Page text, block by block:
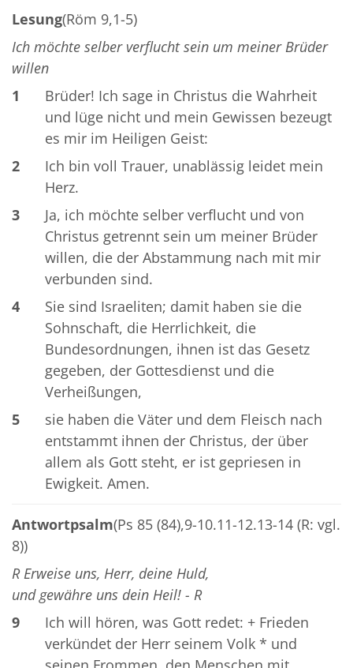
Lesung(Röm 9,1-5)
Ich möchte selber verflucht sein um meiner Brüder
willen
1
Brüder! Ich sage in Christus die Wahrheit
und lüge nicht und mein Gewissen bezeugt
es mir im Heiligen Geist:
2
Ich bin voll Trauer, unablässig leidet mein
Herz.
3
Ja, ich möchte selber verflucht und von
Christus getrennt sein um meiner Brüder
willen, die der Abstammung nach mit mir
verbunden sind.
4
Sie sind Israeliten; damit haben sie die
Sohnschaft, die Herrlichkeit, die
Bundesordnungen, ihnen ist das Gesetz
gegeben, der Gottesdienst und die
Verheißungen,
5
sie haben die Väter und dem Fleisch nach
entstammt ihnen der Christus, der über
allem als Gott steht, er ist gepriesen in
Ewigkeit. Amen.
Antwortpsalm(Ps 85 (84),9-10.11-12.13-14 (R: vgl.
8))
R Erweise uns, Herr, deine Huld,
und gewähre uns dein Heil! - R
9
Ich will hören, was Gott redet: + Frieden
verkündet der Herr seinem Volk * und